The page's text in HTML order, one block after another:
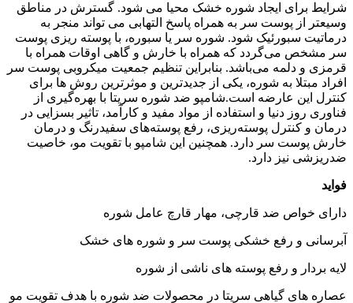
شرایط برای ایجاد شوره خشک محیا می شود. گسترش در مناطق
وسیعتر از پوست سر به همراه پاسخ التهابی می تواند منجر به
درماتیت سبورئیک شود. شوره سر یا سبوره، با پوسته‌ ریزی پوست
سر مشخص می‌گردد که همراه با خارش و گاهی اوقات همراه با
قرمزی و دلمه می‌باشد. بنابراین تنظیم جمعیت میکروبی پوست سر
افراد مبتلا به شوره، یکی از جدیدترین و موثرترین روش ها برای
کنترل این عارضه است.شامپو ضد شوره سریتا با بهره‌گیری از
فناوری روز دنیا و استفاده از مواد مفید و کارآمد، تاثیر بسزایی در
درمان و کنترل پوسته‌ریزی، رفع پوسته‌های سفیدرنگ و درمان
خارش پوست سر دارد. همچنین این شامپو با تقویت مو، خاصیت
ضدریزشی نیز دارد.
فواید
دارای خواص ضد قارچی، مهار قارچ عامل شوره
آبرسانی و رفع خشکی پوست سر و شوره های خشک
لایه بردار و رفع پوسته های ناشی از شوره
عصاره های گیاهی سریتا در محصولات ضد شوره با هدف تقویت مو